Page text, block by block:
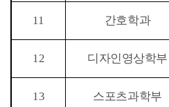
11 간호학과
12 디자인영상학부
13 스포츠과학부